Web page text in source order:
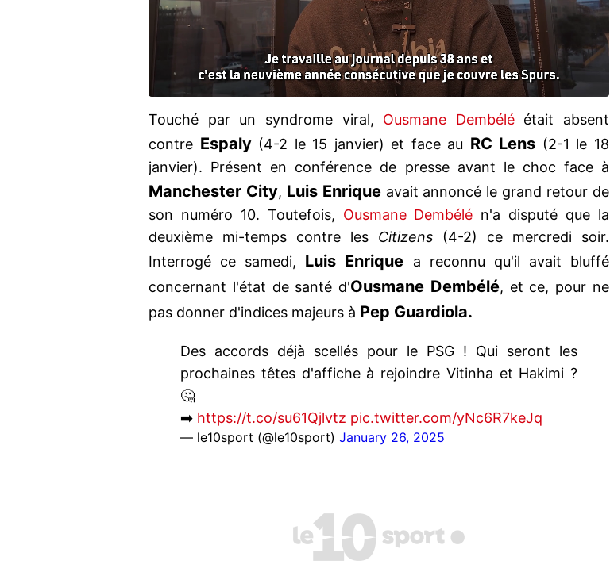
Touché par un syndrome viral, Ousmane Dembéléétait absent
contre Espaly(4-2 le 15 janvier) et face au RC Lens (2-1 le 18
janvier). Présent en conférence de presse avant le choc face à
Manchester City, Luis Enriqueavait annoncé le grand retour de
son numéro 10. Toutefois, Ousmane Dembélé n'a disputé que la
deuxième mi-temps contre les Citizens (4-2) ce mercredi soir.
Interrogé ce samedi, Luis Enrique a reconnu qu'il avait bluffé
concernant l'état de santé d'Ousmane Dembélé, et ce, pour ne
pas donner d'indices majeurs à Pep Guardiola.
Des accords déjà scellés pour le PSG ! Qui seront les
prochaines têtes d'affiche à rejoindre Vitinha et Hakimi ?
🤔
➡️ https://t.co/su61Qjlvtz pic.twitter.com/yNc6R7keJq
— le10sport (@le10sport) January 26, 2025